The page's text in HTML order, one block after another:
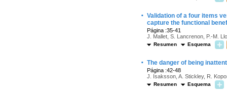
· Validation of a four items
capture the functional
Página :35-41
J. Mallet, S. Lancrenon, P.-M.
Resumen Esquema
· The danger of being
Página :42-48
J. Isaksson, A. Stickley, R.
Resumen Esquema